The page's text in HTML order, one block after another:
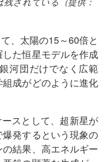
、太陽の15～60倍と
た恒星モデルを作成
河団だけでなく広範
成がどのように進化
スとして、超新星が
発するという現象の
結果、高エネルギー